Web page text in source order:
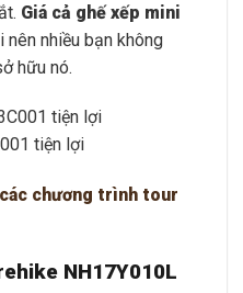
Giá cả ghế xếp mini
nên nhiều bạn không
hữu nó.
tiện lợi
các chương trình tour
NH17Y010L